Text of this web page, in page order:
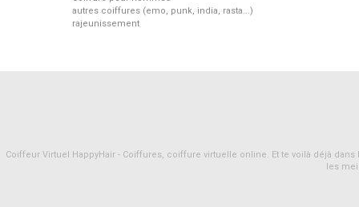
autres coiffures (emo, punk, india, rasta...)
rajeunissement
Coiffeur Virtuel HappyHair - Coiffures, coiffure virtuelle online. Et te voilà déjà
les